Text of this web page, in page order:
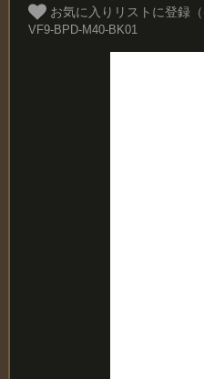
お気に入りリストに登録
VF9-BPD-M40-BK01